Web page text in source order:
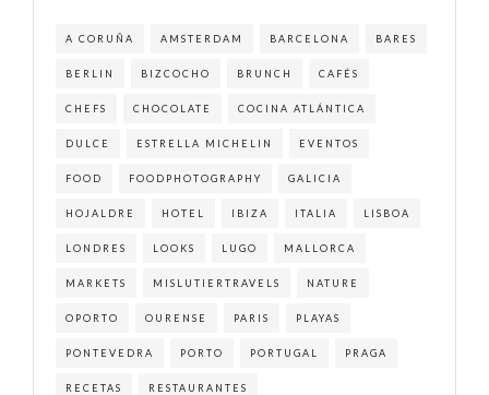
A CORUÑA AMSTERDAM BARCELONA BARES
BERLIN BIZCOCHO BRUNCH CAFÉS
CHEFS CHOCOLATE COCINA ATLÁNTICA
DULCE ESTRELLA MICHELIN EVENTOS
FOOD FOODPHOTOGRAPHY GALICIA
HOJALDRE HOTEL IBIZA ITALIA LISBOA
LONDRES LOOKS LUGO MALLORCA
MARKETS MISLUTIERTRAVELS NATURE
OPORTO OURENSE PARIS PLAYAS
PONTEVEDRA PORTO PORTUGAL PRAGA
RECETAS RESTAURANTES